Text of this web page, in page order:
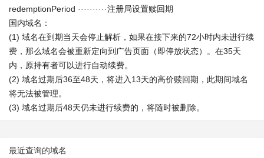
redemptionPeriod ··········注册局设置赎回期
国内域名：
(1) 域名在到期当天会停止解析，如果在接下来的72小时内未进行续
费，那么域名会被重新定向到广告页面（即停放状态）。在35天
内，原持有者可以进行自动续费。
(2) 域名过期后36至48天，将进入13天的高价赎回期，此期间域名
将无法被管理。
(3) 域名过期后48天仍未进行续费的，将随时被删除。
最近查询的域名